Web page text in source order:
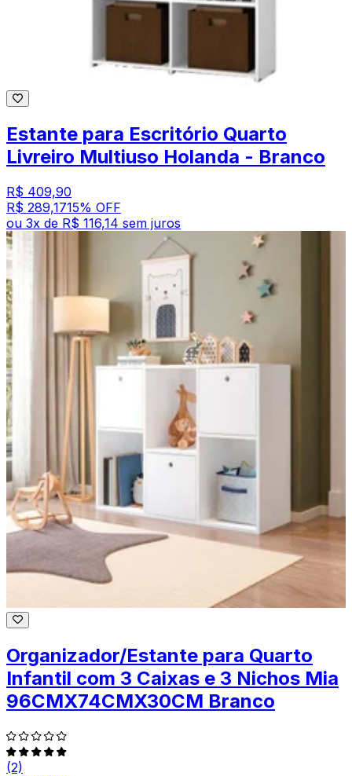
Estante para Escritório Quarto
Livreiro Multiuso Holanda - Branco
R$ 409,90
R$ 289,1715% OFF
ou 3x de R$ 116,14 sem juros
Organizador/Estante para Quarto
Infantil com 3 Caixas e 3 Nichos Mia
96CMX74CMX30CM Branco
(2)